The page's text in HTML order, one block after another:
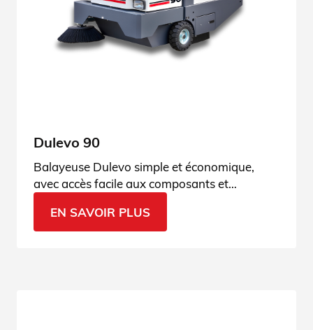
Dulevo 90
Balayeuse Dulevo simple et économique,
avec accès facile aux composants et
tous les détails.
EN SAVOIR PLUS